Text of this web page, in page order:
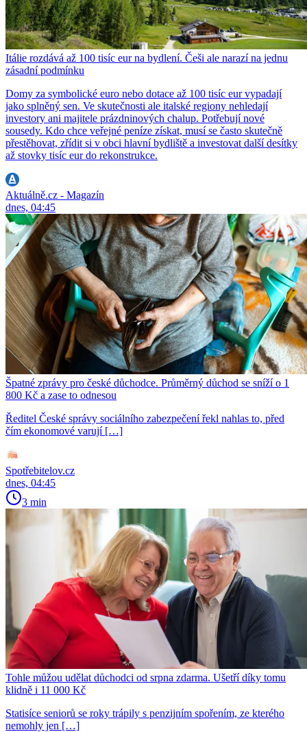
Itálie rozdává až 100 tisíc eur na bydlení. Češi ale narazí na jednu
zásadní podmínku
Domy za symbolické euro nebo dotace až 100 tisíc eur vypadají
jako splněný sen. Ve skutečnosti ale italské regiony nehledají
investory ani majitele prázdninových chalup. Potřebují nové
sousedy. Kdo chce veřejné peníze získat, musí se často skutečně
přestěhovat, zřídit si v obci hlavní bydliště a investovat další desítky
až stovky tisíc eur do rekonstrukce.
Aktuálně.cz - Magazín
dnes, 04:45
Špatné zprávy pro české důchodce. Průměrný důchod se sníží o 1
800 Kč a zase to odnesou
Ředitel České správy sociálního zabezpečení řekl nahlas to, před
čím ekonomové varují […]
Spotřebitelov.cz
dnes, 04:45
3 min
Tohle můžou udělat důchodci od srpna zdarma. Ušetří díky tomu
klidně i 11 000 Kč
Statisíce seniorů se roky trápily s penzijním spořením, ze kterého
nemohly jen […]